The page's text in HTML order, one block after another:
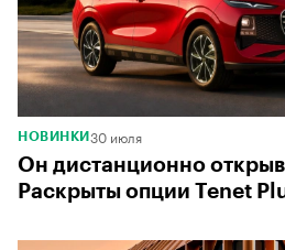
НОВИНКИ 30 июля
Он дистанционно
Раскрыты опции Tenet